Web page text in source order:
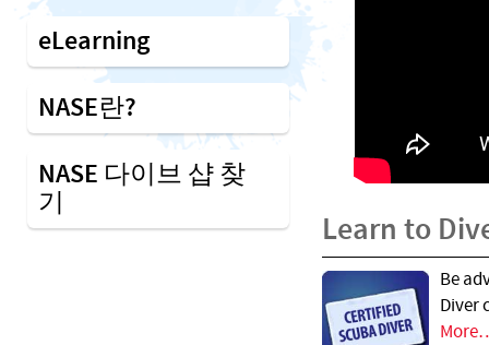
Learn to
Be
Diver
eLearning
NASE란?
NASE 다이브 샵 찾
기